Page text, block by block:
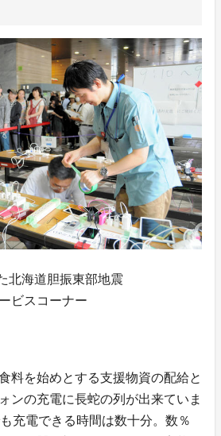
北海道胆振東部地震
ビスコーナー
料を始めとする支援物資の配給と
ンの充電に長蛇の列が出来ていま
充電できる時間は数十分。数％